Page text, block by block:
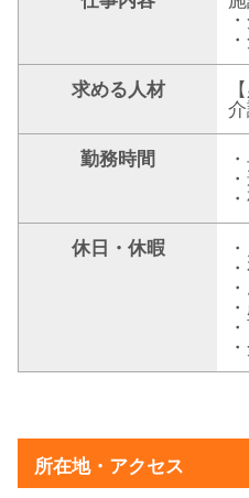
求める人材
勤務時間
休日・休暇
所在地・アクセス